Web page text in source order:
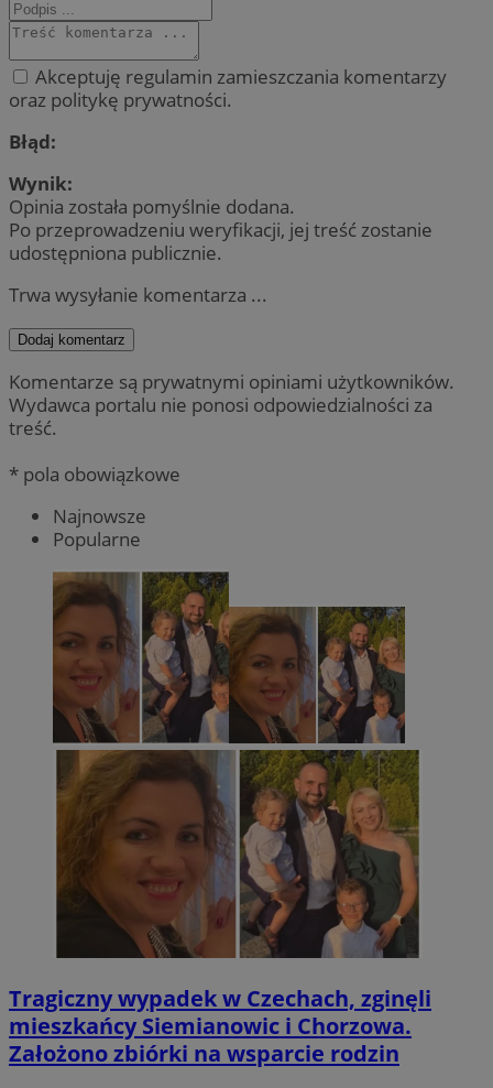
Akceptuję regulamin zamieszczania komentarzy
oraz politykę prywatności.
Błąd:
Wynik:
Opinia została pomyślnie dodana.
Po przeprowadzeniu weryfikacji, jej treść zostanie
udostępniona publicznie.
Trwa wysyłanie komentarza ...
Dodaj komentarz
Komentarze są prywatnymi opiniami użytkowników.
Wydawca portalu nie ponosi odpowiedzialności za
treść.
* pola obowiązkowe
Najnowsze
Popularne
Tragiczny wypadek w Czechach, zginęli
mieszkańcy Siemianowic i Chorzowa.
Założono zbiórki na wsparcie rodzin